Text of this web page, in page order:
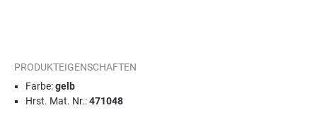
PRODUKTEIGENSCHAFTEN
Farbe:gelb
Hrst. Mat. Nr.:471048